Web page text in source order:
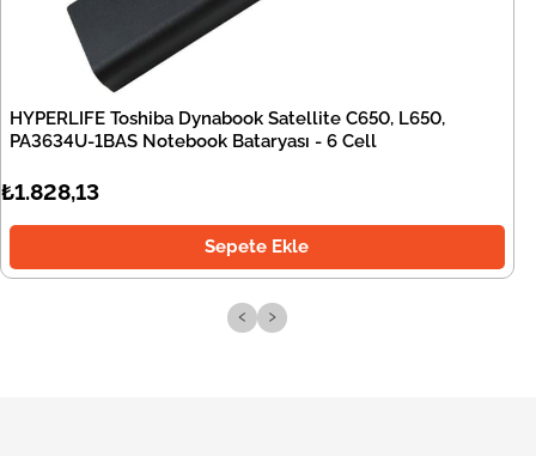
HYPERLIFE Toshiba Dynabook Satellite C650, L650,
PA3634U-1BAS Notebook Bataryası - 6 Cell
₺1.828,13
Sepete Ekle
‹ ›